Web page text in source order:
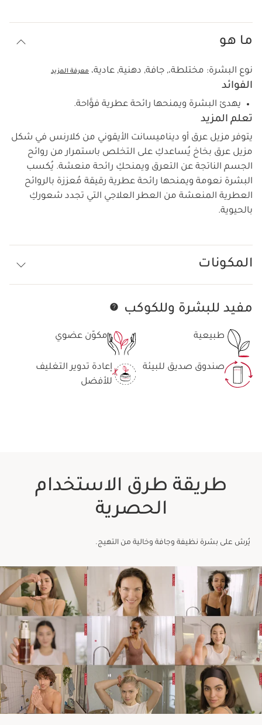
ما هو
نوع البشرة: مختلطة،, جافة, دهنية, عادية، معرفة المزيد
الفوائد
يهدئ البشرة ويمنحها رائحة عطرية فوَّاحة.
تعلم المزيد
يتوفر مزيل عرق أو ديناميسانت الأيقوني من كلارنس في شكل
مزيل عرق بخاخ يُساعدكِ على التخلص باستمرار من روائح
الجسم الناتجة عن التعرق ويمنحكِ رائحة منعشة. يُكسب
البشرة نعومة ويمنحها رائحة عطرية رقيقة مُعززة بالروائح
العطرية المنعشة من العطر العلاجي التي تجدد شعوركِ
بالحيوية.
المكونات
مفيد للبشرة وللكوكب
طبيعية مكوّن عضوي
صندوق صديق للبيئة
إعادة تدوير التغليف
للأفضل
طريقة طرق الاستخدام
الحصرية
يُرش على بشرة نظيفة وجافة وخالية من التهيج.